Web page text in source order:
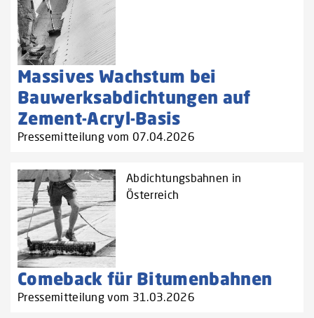
Massives Wachstum bei
Bauwerksabdichtungen auf
Zement-Acryl-Basis
Pressemitteilung vom 07.04.2026
Abdichtungsbahnen in
Österreich
Comeback für Bitumenbahnen
Pressemitteilung vom 31.03.2026